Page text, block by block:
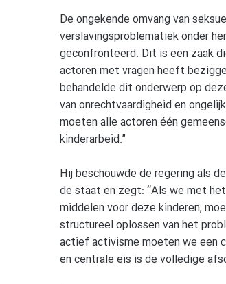
De ongekende omvang van
verslavingsproblematiek onder
geconfronteerd. Dit is een zaak
actoren met vragen heeft
behandelde dit onderwerp op
van onrechtvaardigheid en
moeten alle actoren één
kinderarbeid.”
Hij beschouwde de regering als
de staat en zegt: “Als we met
middelen voor deze kinderen,
structureel oplossen van het
actief activisme moeten we een
en centrale eis is de volledige